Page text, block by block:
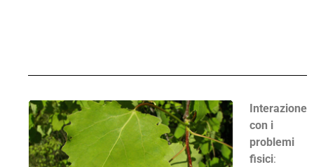
Interazione
con i
problemi
fisici: